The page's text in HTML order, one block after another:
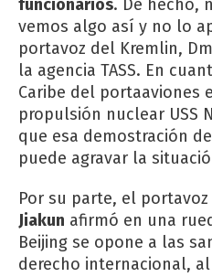
funcionarios. De hecho,
vemos algo así y no lo
portavoz del Kremlin,
la agencia TASS. En
Caribe del portaaviones
propulsión nuclear USS
que esa demostración
puede agravar la
Por su parte, el portavoz
Jiakun afirmó en una
Beijing se opone a las
derecho internacional,